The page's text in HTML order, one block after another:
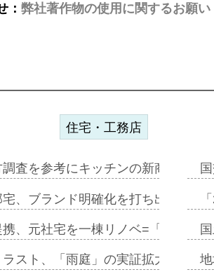
： 弊社著作物の使用に関するお願い
住宅・工務店
査を参考にキッチンの新商品=「
、ブランド明確化を打ち出す=年
携、元社宅を一棟リノベ=「職住遊
スト、「雨庭」の実証拡大へ=ガ